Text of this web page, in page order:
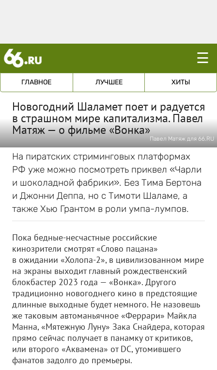
☰
ГЛАВНОЕ ЛУЧШЕЕ ХИТЫ
Новогодний Шаламет поет и радуется
в страшном мире капитализма. Павел
Матяж — о фильме «Вонка»
Павел Матяж для 66.RU
На пиратских стриминговых платформах
РФ уже можно посмотреть приквел «Чарли
и шоколадной фабрики». Без Тима Бертона
и Джонни Деппа, но с Тимоти Шаламе, а
также Хью Грантом в роли умпа-лумпов.
Пока бедные-несчастные российские
кинозрители смотрят «Слово пацана»
в ожидании «Холопа-2», в цивилизованном мире
на экраны выходит главный рождественский
блокбастер 2023 года — «Вонка». Другого
традиционно новогоднего кино в предстоящие
длинные выходные будет немного. Не назовешь
же таковым автоманьячное «Феррари» Майкла
Манна, «Мятежную Луну» Зака Снайдера, которая
прямо сейчас получает в панамку от критиков,
или второго «Аквамена» от DC, утомившего
фанатов задолго до премьеры.